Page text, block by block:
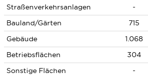
Straßenverkehrsanlagen -
Bauland/Gärten
715
Gebäude
1.068
Betriebsflächen
304
Sonstige Flächen
-